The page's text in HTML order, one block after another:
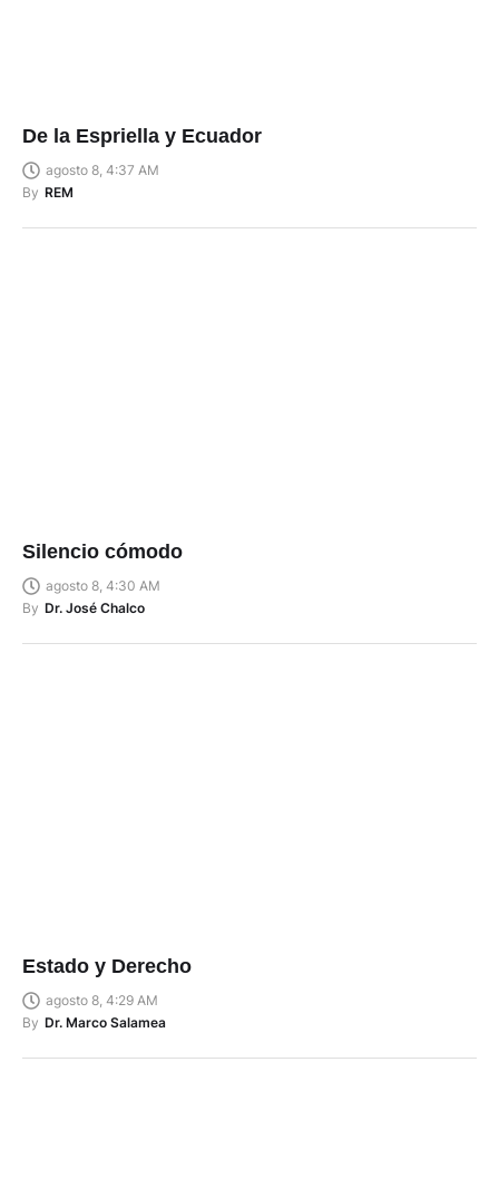
De la Espriella y Ecuador
agosto 8, 4:37 AM
By REM
Silencio cómodo
agosto 8, 4:30 AM
By Dr. José Chalco
Estado y Derecho
agosto 8, 4:29 AM
By Dr. Marco Salamea